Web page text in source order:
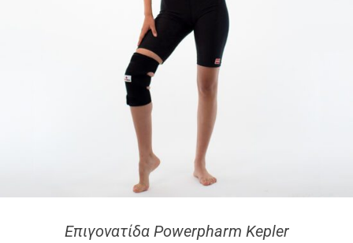
Επιγονατίδα Powerpharm Kepler